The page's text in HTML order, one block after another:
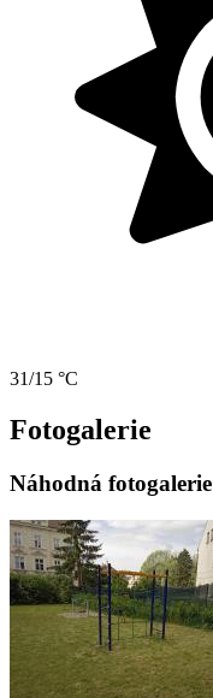
31/15 °C
Fotogalerie
Náhodná fotogalerie